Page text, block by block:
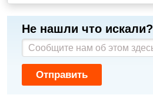
Не нашли что искали?
Отправить